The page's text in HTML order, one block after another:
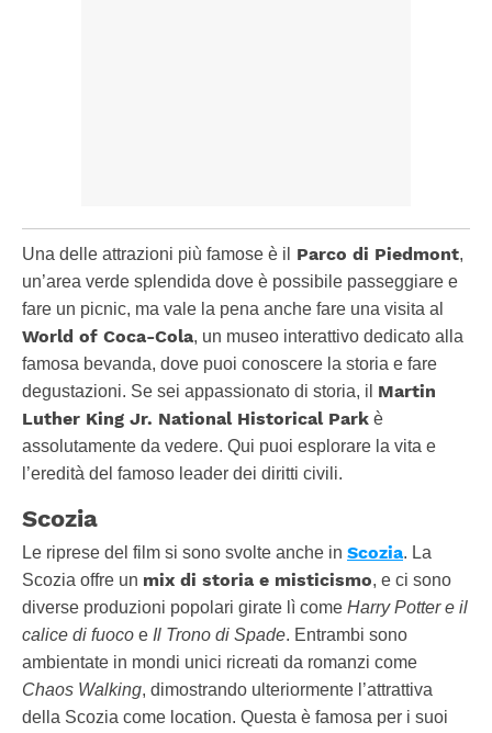
Una delle attrazioni più famose è il Parco di Piedmont,
un’area verde splendida dove è possibile passeggiare e
fare un picnic, ma vale la pena anche fare una visita al
World of Coca-Cola, un museo interattivo dedicato alla
famosa bevanda, dove puoi conoscere la storia e fare
degustazioni. Se sei appassionato di storia, il Martin
Luther King Jr. National Historical Park è
assolutamente da vedere. Qui puoi esplorare la vita e
l’eredità del famoso leader dei diritti civili.
Scozia
Le riprese del film si sono svolte anche in Scozia. La
Scozia offre un mix di storia e misticismo, e ci sono
diverse produzioni popolari girate lì come Harry Potter e il
calice di fuoco e Il Trono di Spade. Entrambi sono
ambientate in mondi unici ricreati da romanzi come
Chaos Walking, dimostrando ulteriormente l’attrattiva
della Scozia come location. Questa è famosa per i suoi